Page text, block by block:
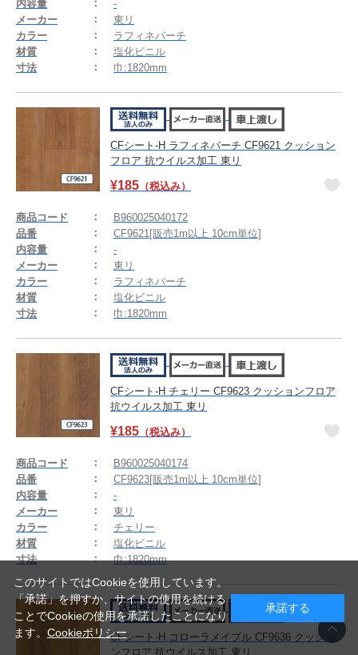
内容量
-
メーカー
東リ
カラー
ラフィネバーチ
材質
塩化ビニル
寸法
巾:1820mm
CFシート-H ラフィネバーチ CF9621 クッション
フロア 抗ウイルス加工 東リ
¥185 （税込み）
商品コード
B960025040172
品番
CF9621[販売1m以上 10cm単位]
内容量
-
メーカー
東リ
カラー
ラフィネバーチ
材質
塩化ビニル
寸法
巾:1820mm
CFシート-H チェリー CF9623 クッションフロア
抗ウイルス加工 東リ
¥185 （税込み）
商品コード
B960025040174
品番
CF9623[販売1m以上 10cm単位]
内容量
-
メーカー
東リ
カラー
チェリー
材質
塩化ビニル
寸法
巾:1820mm
CFシート-H コローラメイプル CF9636 クッショ
ンフロア 抗ウイルス加工 東リ
このサイトではCookieを使用しています。
「承諾」を押すか、サイトの使用を続ける
ことでCookieの使用を承諾したことになり
ます。 Cookieポリシー
承諾する